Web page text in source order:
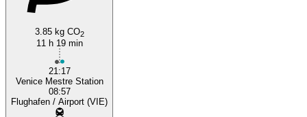
3.85 kg CO2
11 h 19 min
21:17
Venice Mestre Station
08:57
Flughafen / Airport (VIE)